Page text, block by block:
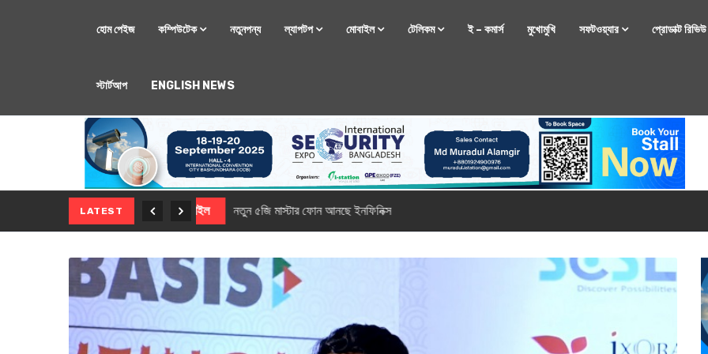
হোম পেইজ কম্পিউটেক নতুনপন্য ল্যাপটপ মোবাইল টেলিকম ই – কমার্স মুখোমুখি সফটওয়্যার প্রোডাক্ট রিভিউ
স্টার্টআপ ENGLISH NEWS
LATEST মোবাইল নতুন সি-সিরিজ স্মার্টফোন নিয়ে আসছে রিয়েলমি